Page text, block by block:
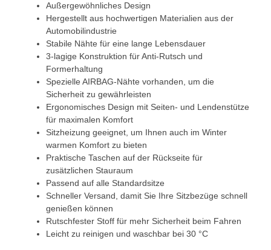
Außergewöhnliches Design
Hergestellt aus hochwertigen Materialien aus der
Automobilindustrie
Stabile Nähte für eine lange Lebensdauer
3-lagige Konstruktion für Anti-Rutsch und
Formerhaltung
Spezielle AIRBAG-Nähte vorhanden, um die
Sicherheit zu gewährleisten
Ergonomisches Design mit Seiten- und Lendenstütze
für maximalen Komfort
Sitzheizung geeignet, um Ihnen auch im Winter
warmen Komfort zu bieten
Praktische Taschen auf der Rückseite für
zusätzlichen Stauraum
Passend auf alle Standardsitze
Schneller Versand, damit Sie Ihre Sitzbezüge schnell
genießen können
Rutschfester Stoff für mehr Sicherheit beim Fahren
Leicht zu reinigen und waschbar bei 30 °C